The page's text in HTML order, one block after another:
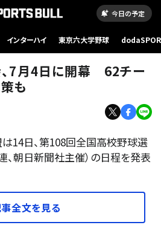
今日の予定
インターハイ 東京六大学野球
7月4日に開幕 62チー
も
14日、第108回全国高校野球選
、朝日新聞社主催）の日程を発表
全文を見る